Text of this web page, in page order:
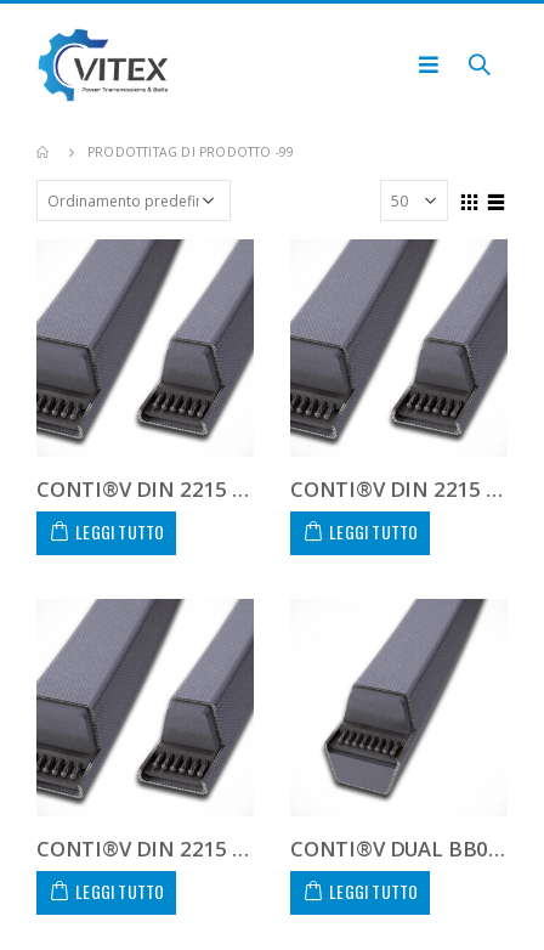
PRODOTTITAG DI PRODOTTO -99
CONTI®V DIN 2215 13.0X2515
LEGGI TUTTO
CONTI®V DIN 2215 17.0X2515
LEGGI TUTTO
CONTI®V DIN 2215 22.0X2525
LEGGI TUTTO
CONTI®V DUAL BB0990
LEGGI TUTTO